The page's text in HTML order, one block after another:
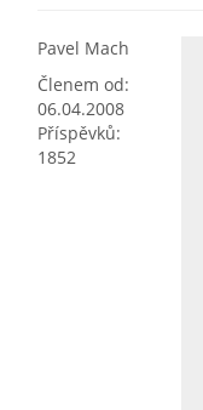
Pavel Mach
Členem od:
06.04.2008
Příspěvků:
1852